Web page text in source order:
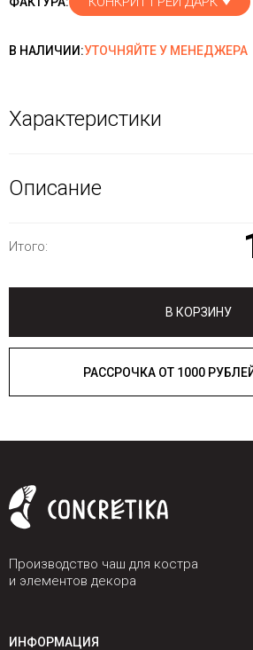
В НАЛИЧИИ:УТОЧНЯЙТЕ У МЕНЕДЖЕРА
Характеристики
Описание
Итого:
В КОРЗИНУ
Производство чаш для костра
и элементов декора
ИНФОРМАЦИЯ